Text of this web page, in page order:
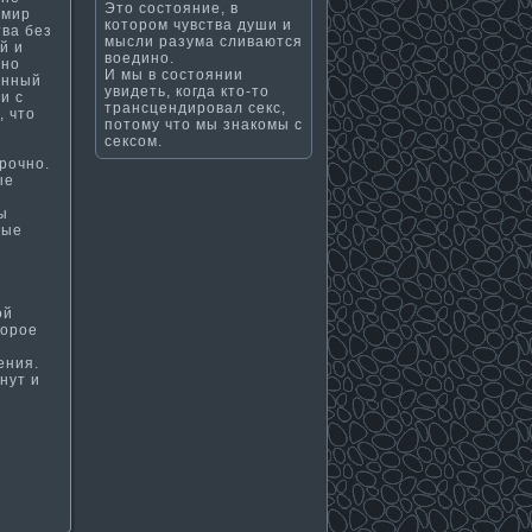
без
и
с
что
и
Это состояние, в
котором чувства души и
мысли разума сливаются
воедино.
И мы в состоянии
увидеть, когда кто-то
трансцендировал секс,
потому что мы знакомы с
сексом.